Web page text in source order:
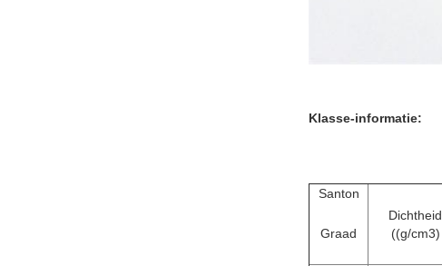
Klasse-informatie:
Santon
Graad
Dichtheid
((g/cm3)